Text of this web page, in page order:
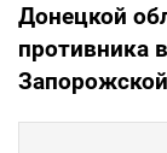
Донецкой
противника